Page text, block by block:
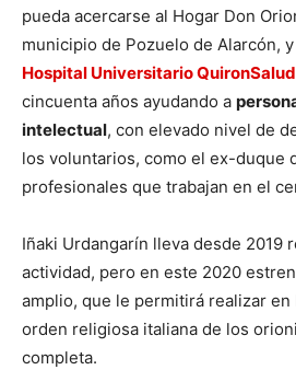
pueda acercarse al Hogar Don
municipio de Pozuelo de Alarcón,
Hospital Universitario QuironSalud
cincuenta años ayudando a
intelectual, con elevado nivel de
los voluntarios, como el ex-duque
profesionales que trabajan en el
Iñaki Urdangarín lleva desde 2019
actividad, pero en este 2020
amplio, que le permitirá realizar
orden religiosa italiana de los
completa.